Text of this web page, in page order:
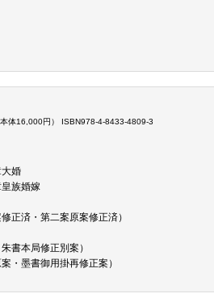
体16,000円） ISBN978-4-8433-4809-3
婚
族婚嫁
正済・第二案原案修正済）
婚姻式
御用掛案・朱書本局修
局修正原案・墨書御用掛再
婚嫁内